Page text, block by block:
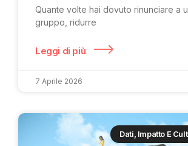
Quante volte hai dovuto rinunciare a
gruppo, ridurre
Leggi di più
7 Aprile 2026
Dati, Impatto E